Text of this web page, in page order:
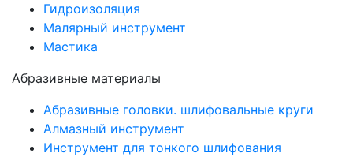
Гидроизоляция
Малярный инструмент
Мастика
Абразивные материалы
Абразивные головки. шлифовальные круги
Алмазный инструмент
Инструмент для тонкого шлифования